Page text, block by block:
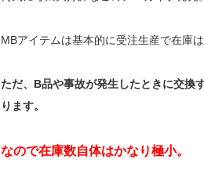
MBアイテムは基本的に受注生産で在庫
ただ、B品や事故が発生したときに交換
ります。
なので在庫数自体はかなり極小。